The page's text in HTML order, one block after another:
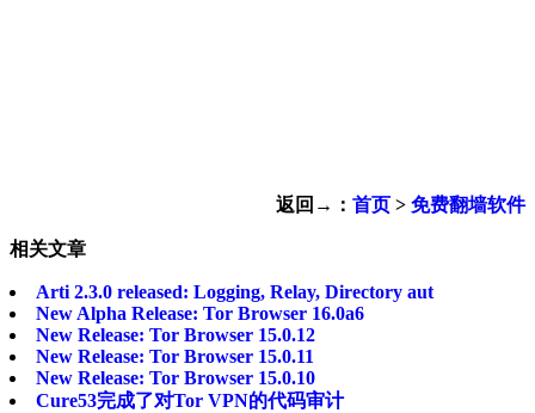
返回→： 首页 > 免费翻墙软件
相关文章
Arti 2.3.0 released: Logging, Relay, Directory aut
New Alpha Release: Tor Browser 16.0a6
New Release: Tor Browser 15.0.12
New Release: Tor Browser 15.0.11
New Release: Tor Browser 15.0.10
Cure53完成了对Tor VPN的代码审计